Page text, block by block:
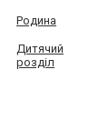
Родина
Дитячий
розділ